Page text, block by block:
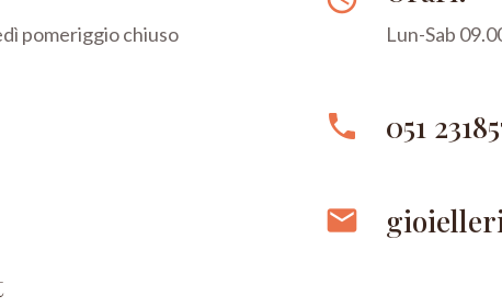
pomeriggio chiuso Lun-Sab
phone 051
email